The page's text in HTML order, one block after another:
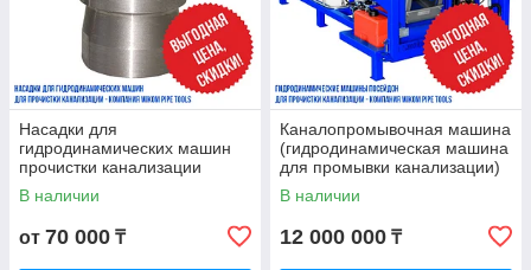
Насадки для
гидродинамических машин
прочистки канализации
В наличии
от 70 000 ₸
Каналопромывочная машина
(гидродинамическая машина
для промывки канализации)
для труб до 700-800 мм
В наличии
12 000 000 ₸